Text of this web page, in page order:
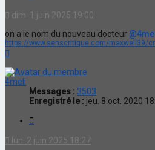
dim. 1 juin 2025 19:00
on a le nom du nouveau docteur
https://www.senscritique.com/maxwell39/
4meli
Messages : 3503
Enregistré le : jeu. 8 oct. 2020
lun. 2 juin 2025 18:27